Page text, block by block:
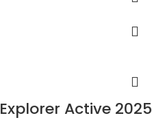
Explorer Active 2025